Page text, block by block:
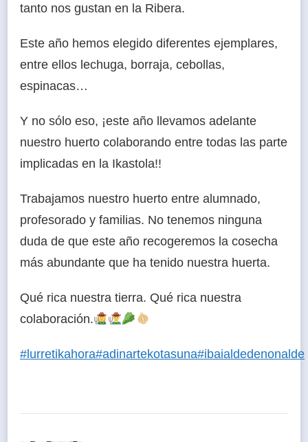
tanto nos gustan en la Ribera.
Este año hemos elegido diferentes ejemplares,
entre ellos lechuga, borraja, cebollas,
espinacas…
Y no sólo eso, ¡este año llevamos adelante
nuestro huerto colaborando entre todas las parte
implicadas en la Ikastola!!
Trabajamos nuestro huerto entre alumnado,
profesorado y familias. No tenemos ninguna
duda de que este año recogeremos la cosecha
más abundante que ha tenido nuestra huerta.
Qué rica nuestra tierra. Qué rica nuestra
colaboración.
#lurretikahora#adinartekotasuna#ibaialdedenonalde